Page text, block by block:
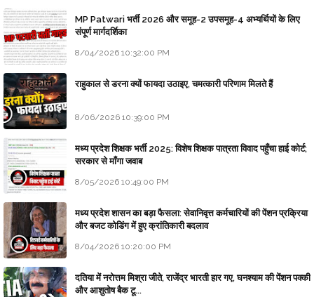
MP Patwari भर्ती 2026 और समूह-2 उपसमूह-4 अभ्यर्थियों के लिए
संपूर्ण मार्गदर्शिका
8/04/2026 10:32:00 PM
राहुकाल से डरना क्यों फायदा उठाइए, चमत्कारी परिणाम मिलते हैं
8/06/2026 10:39:00 PM
मध्य प्रदेश शिक्षक भर्ती 2025: विशेष शिक्षक पात्रता विवाद पहुँचा हाई कोर्ट;
सरकार से माँगा जवाब
8/05/2026 10:49:00 PM
मध्य प्रदेश शासन का बड़ा फैसला: सेवानिवृत्त कर्मचारियों की पेंशन प्रक्रिया
और बजट कोडिंग में हुए क्रांतिकारी बदलाव
8/04/2026 10:20:00 PM
दतिया में नरोत्तम मिश्रा जीते, राजेंद्र भारती हार गए, घनश्याम की पेंशन पक्की
और आशुतोष बैक टू...